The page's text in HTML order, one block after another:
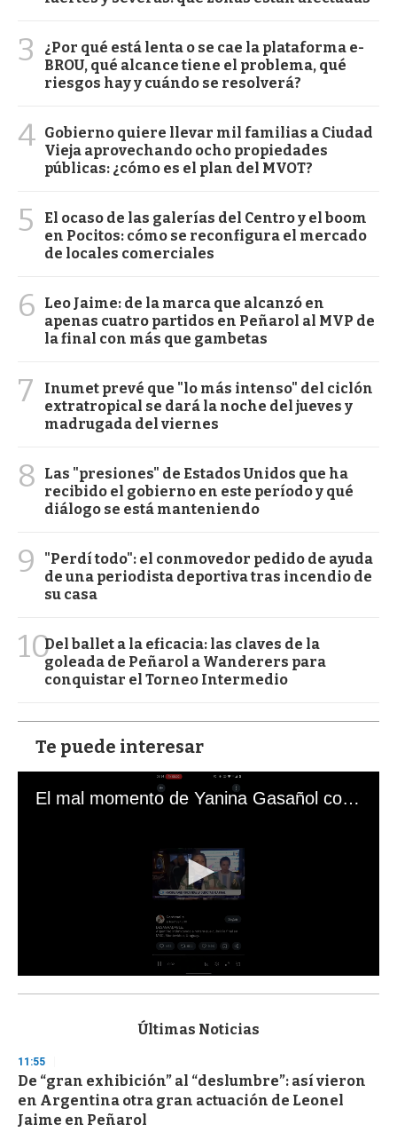
3
¿Por qué está lenta o se cae la plataforma e-
BROU, qué alcance tiene el problema, qué
riesgos hay y cuándo se resolverá?
4 Gobierno quiere llevar mil familias a Ciudad
Vieja aprovechando ocho propiedades
públicas: ¿cómo es el plan del MVOT?
5
El ocaso de las galerías del Centro y el boom
en Pocitos: cómo se reconfigura el mercado
de locales comerciales
6
Leo Jaime: de la marca que alcanzó en
apenas cuatro partidos en Peñarol al MVP de
la final con más que gambetas
7
Inumet prevé que "lo más intenso" del ciclón
extratropical se dará la noche del jueves y
madrugada del viernes
8
Las "presiones" de Estados Unidos que ha
recibido el gobierno en este período y qué
diálogo se está manteniendo
9
"Perdí todo": el conmovedor pedido de ayuda
de una periodista deportiva tras incendio de
su casa
10Del ballet a la eficacia: las claves de la
goleada de Peñarol a Wanderers para
conquistar el Torneo Intermedio
Te puede interesar
El mal momento de Yanina Gasañol con un hincha argentino en "Subrayado"
s
d
s
o
f
3
Últimas Noticias
11:55
De “gran exhibición” al “deslumbre”: así vieron
en Argentina otra gran actuación de Leonel
Jaime en Peñarol